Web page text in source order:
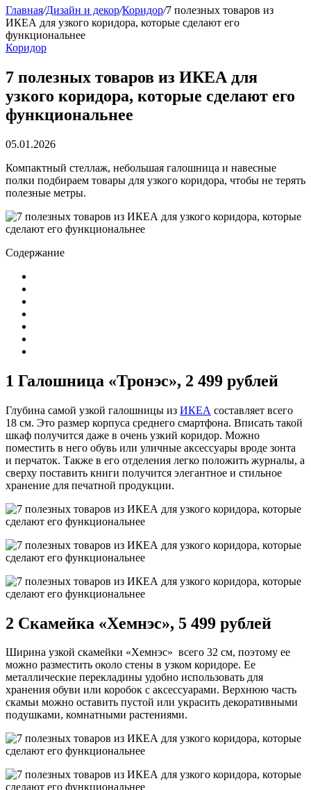
Главная/Дизайн и декор/Коридор/7 полезных товаров из
ИКЕА для узкого коридора, которые сделают его
функциональнее
Коридор
7 полезных товаров из ИКЕА для
узкого коридора, которые сделают его
функциональнее
05.01.2026
Компактный стеллаж, небольшая галошница и навесные
полки подбираем товары для узкого коридора, чтобы не терять
полезные метры.
Содержание
1 Галошница «Тронэс», 2 499 рублей
Глубина самой узкой галошницы из ИКЕА составляет всего
18 см. Это размер корпуса среднего смартфона. Вписать такой
шкаф получится даже в очень узкий коридор. Можно
поместить в него обувь или уличные аксессуары вроде зонта
и перчаток. Также в его отделения легко положить журналы, а
сверху поставить книги получится элегантное и стильное
хранение для печатной продукции.
2 Скамейка «Хемнэс», 5 499 рублей
Ширина узкой скамейки «Хемнэс» всего 32 см, поэтому ее
можно разместить около стены в узком коридоре. Ее
металлические перекладины удобно использовать для
хранения обуви или коробок с аксессуарами. Верхнюю часть
скамьи можно оставить пустой или украсить декоративными
подушками, комнатными растениями.